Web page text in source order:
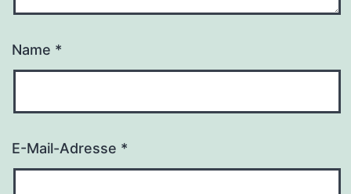
Name *
E-Mail-Adresse *